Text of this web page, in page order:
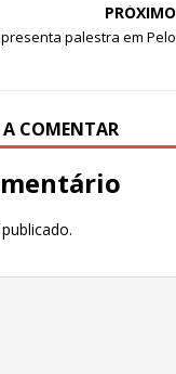
r PRÓXIMO
palestra em
A COMENTAR